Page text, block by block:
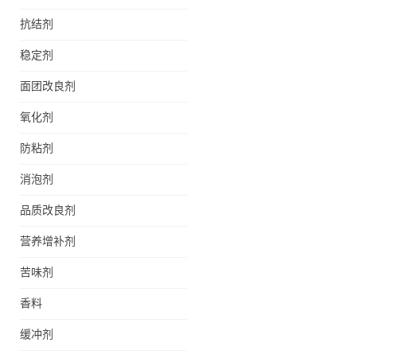
抗结剂
稳定剂
面团改良剂
氧化剂
防粘剂
消泡剂
品质改良剂
营养增补剂
苦味剂
香料
缓冲剂